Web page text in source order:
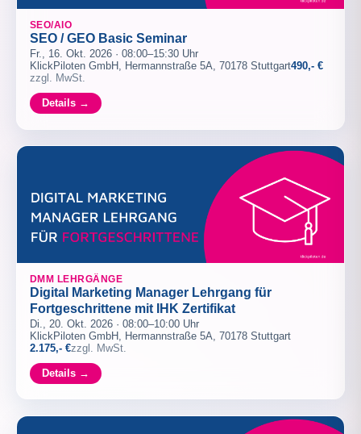
SEO/AIO
SEO / GEO Basic Seminar
Fr., 16. Okt. 2026 · 08:00–15:30 Uhr
KlickPiloten GmbH, Hermannstraße 5A, 70178 Stuttgart490,- €
zzgl. MwSt.
Details →
DMM LEHRGÄNGE
Digital Marketing Manager Lehrgang für
Fortgeschrittene mit IHK Zertifikat
Di., 20. Okt. 2026 · 08:00–10:00 Uhr
KlickPiloten GmbH, Hermannstraße 5A, 70178 Stuttgart
2.175,- €zzgl. MwSt.
Details →